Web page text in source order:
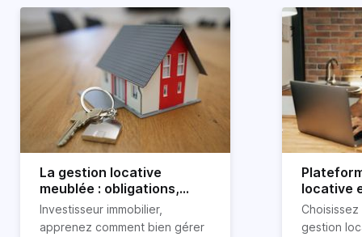
La gestion locative
meublée : obligations,
avantages et
inconvénients
Investisseur immobilier,
apprenez comment bien gérer
locative
pourquoi
gestion